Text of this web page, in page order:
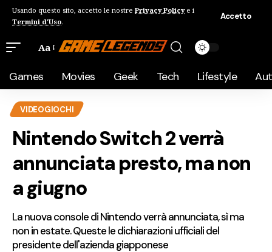
Usando questo sito, accetto le nostre Privacy Policye i
Termini d'Uso.
Accetto
Aa
Games Movies Geek Tech Lifestyle
VIDEOGIOCHI
Nintendo Switch 2 verrà
annunciata presto, ma non
a giugno
La nuova console di Nintendo verrà annunciata, sì ma
non in estate. Queste le dichiarazioni ufficiali del
presidente dell'azienda giapponese